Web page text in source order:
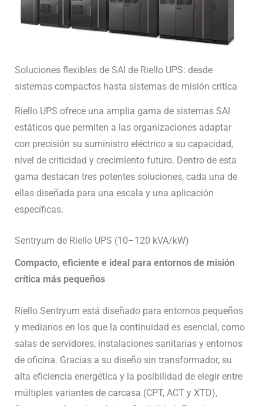
Soluciones flexibles de SAI de Riello UPS: desde
sistemas compactos hasta sistemas de misión crítica
Riello UPS ofrece una amplia gama de sistemas SAI
estáticos que permiten a las organizaciones adaptar
con precisión su suministro eléctrico a su capacidad,
nivel de criticidad y crecimiento futuro. Dentro de esta
gama destacan tres potentes soluciones, cada una de
ellas diseñada para una escala y una aplicación
específicas.
Sentryum de Riello UPS (10–120 kVA/kW)
Compacto, eficiente e ideal para entornos de misión
crítica más pequeños
Riello Sentryum está diseñado para entornos pequeños
y medianos en los que la continuidad es esencial, como
salas de servidores, instalaciones sanitarias y entornos
de oficina. Gracias a su diseño sin transformador, su
alta eficiencia energética y la posibilidad de elegir entre
múltiples variantes de carcasa (CPT, ACT y XTD),